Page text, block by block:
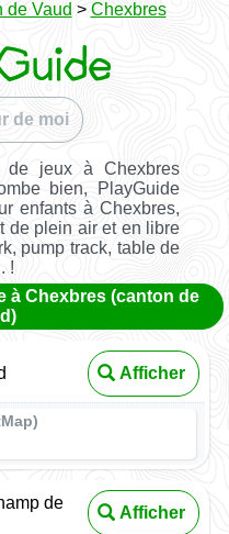
de Vaud > Chexbres
de moi
de jeux à Chexbres
bien, PlayGuide
enfants à Chexbres,
de plein air et en libre
pump track, table de
!
à Chexbres (canton de
Afficher
de
Afficher